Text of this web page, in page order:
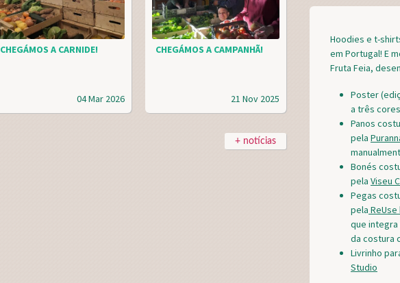
04 Mar 2026
CHEGÁMOS A CARNIDE!
21 Nov 2025
CHEGÁMOS A CAMPANHÃ!
+ notícias
Hoodies e t-
em Portugal! E
Fruta Feia,
Poster
a três
Panos
pela
Bonés
pela Viseu
Pegas
pela ReUse
que
da costura
Livrinho
Studio